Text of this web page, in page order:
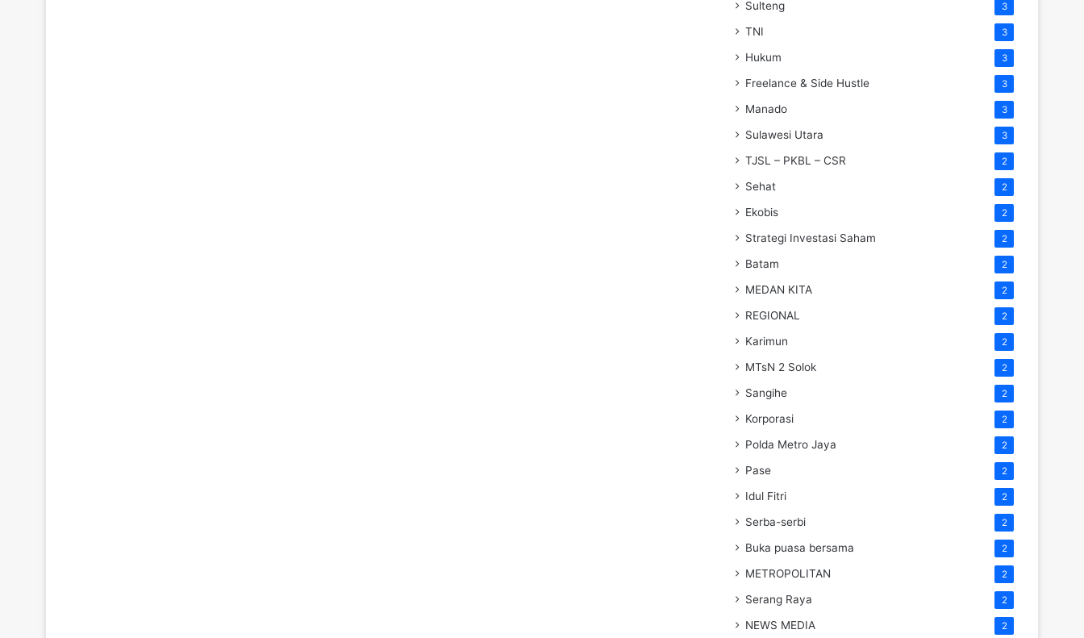
Sulteng 3
TNI 3
Hukum 3
Freelance & Side Hustle 3
Manado 3
Sulawesi Utara 3
TJSL – PKBL – CSR 2
Sehat 2
Ekobis 2
Strategi Investasi Saham 2
Batam 2
MEDAN KITA 2
REGIONAL 2
Karimun 2
MTsN 2 Solok 2
Sangihe 2
Korporasi 2
Polda Metro Jaya 2
Pase 2
Idul Fitri 2
Serba-serbi 2
Buka puasa bersama 2
METROPOLITAN 2
Serang Raya 2
NEWS MEDIA 2